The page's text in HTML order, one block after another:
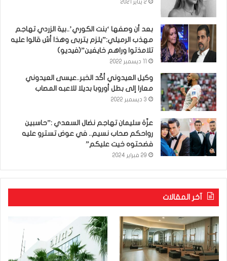
2 يناير 2021
بعد أن وصفها ‘بنت الكوري’..بية الزردي تهاجم
مهذب الرميلي:”يلزم يتربى وهذا أش قالوا عليه
تلامذتوا وراهم خايفين”(فيديو)
وكيل العيدوني أكّد الخبر..عيسى العيدوني
معارا إلى بطل أوروبا بديلا للاعبه المصاب
3 ديسمبر 2022
عزّة سليمان تهاجم نضال السعدي :”حاسبين
رواحكم صحاب نسيم.. في عوض تسترو عليه
فضحتوه خيت عليكم”
29 فبراير 2024
آخر المقالات